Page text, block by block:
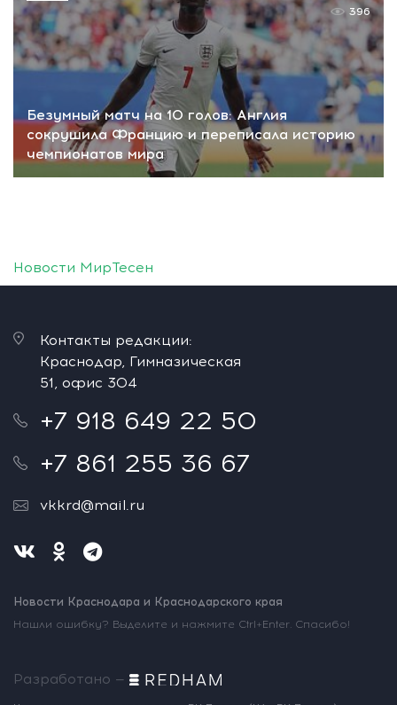
Безумный матч на 10 голов: Англия
сокрушила Францию и переписала историю
чемпионатов мира
396
Новости МирТесен
Контакты редакции:
Краснодар, Гимназическая
51, офис 304
+7 918 649 22 50
+7 861 255 36 67
vkkrd@mail.ru
Новости Краснодара и Краснодарского края
Нашли ошибку? Выделите и нажмите Ctrl+Enter. Спасибо!
Разработано —